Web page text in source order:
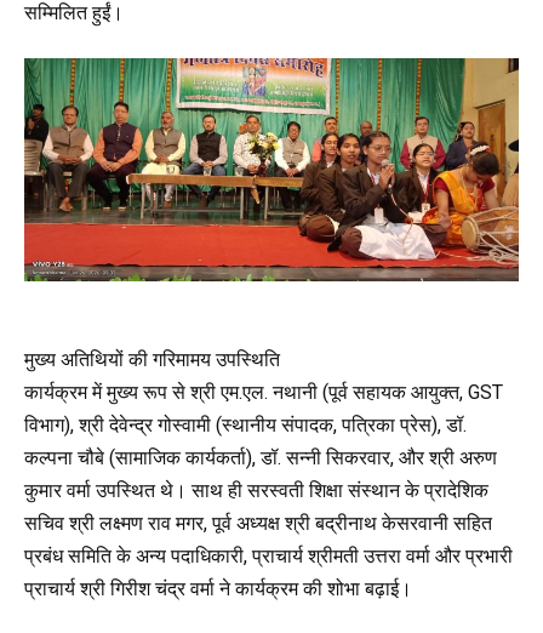
सम्मिलित हुईं।
मुख्य अतिथियों की गरिमामय उपस्थिति
कार्यक्रम में मुख्य रूप से श्री एम.एल. नथानी (पूर्व सहायक आयुक्त, GST
विभाग), श्री देवेन्द्र गोस्वामी (स्थानीय संपादक, पत्रिका प्रेस), डॉ.
कल्पना चौबे (सामाजिक कार्यकर्ता), डॉ. सन्नी सिकरवार, और श्री अरुण
कुमार वर्मा उपस्थित थे। साथ ही सरस्वती शिक्षा संस्थान के प्रादेशिक
सचिव श्री लक्ष्मण राव मगर, पूर्व अध्यक्ष श्री बद्रीनाथ केसरवानी सहित
प्रबंध समिति के अन्य पदाधिकारी, प्राचार्य श्रीमती उत्तरा वर्मा और प्रभारी
प्राचार्य श्री गिरीश चंद्र वर्मा ने कार्यक्रम की शोभा बढ़ाई।